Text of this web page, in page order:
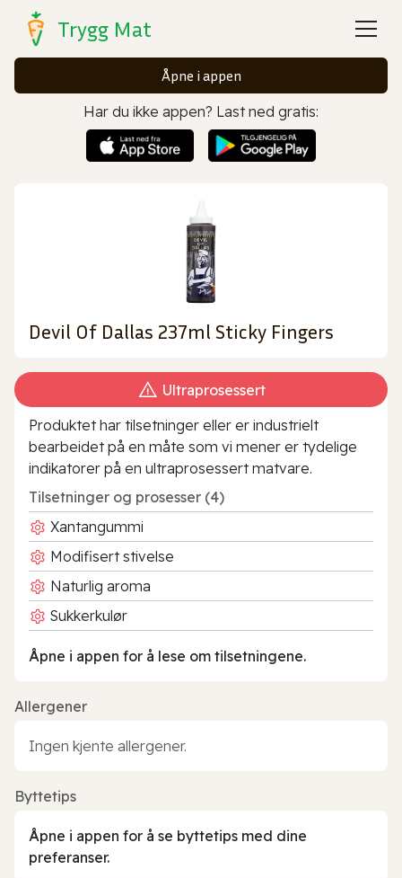
Trygg Mat
Åpne i appen
Har du ikke appen? Last ned gratis:
Devil Of Dallas 237ml Sticky Fingers
Ultraprosessert
Produktet har tilsetninger eller er industrielt
bearbeidet på en måte som vi mener er tydelige
indikatorer på en ultraprosessert matvare.
Tilsetninger og prosesser (4)
Xantangummi
Modifisert stivelse
Naturlig aroma
Sukkerkulør
Åpne i appen for å lese om tilsetningene.
Allergener
Ingen kjente allergener.
Byttetips
Åpne i appen for å se byttetips med dine
preferanser.